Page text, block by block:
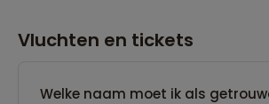
Vluchten en tickets
Welke naam moet ik als